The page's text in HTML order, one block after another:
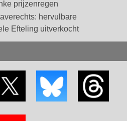
prijzenregen
hervulbare
Efteling uitverkocht